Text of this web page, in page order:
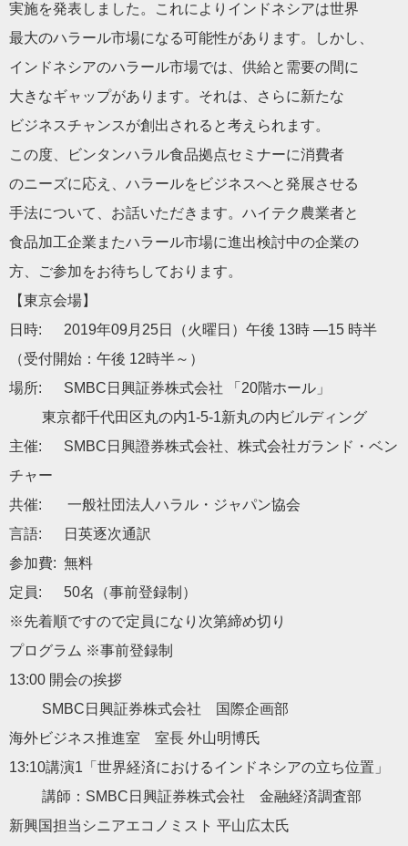
実施を発表しました。これによりインドネシアは世界
最大のハラール市場になる可能性があります。しかし、
インドネシアのハラール市場では、供給と需要の間に
大きなギャップがあります。それは、さらに新たな
ビジネスチャンスが創出されると考えられます。
この度、ビンタンハラル食品拠点セミナーに消費者
のニーズに応え、ハラールをビジネスへと発展させる
手法について、お話いただきます。ハイテク農業者と
食品加工企業またハラール市場に進出検討中の企業の
方、ご参加をお待ちしております。
【東京会場】
日時: 2019年09月25日（火曜日）午後 13時 ―15 時半
（受付開始：午後 12時半～）
場所: SMBC日興証券株式会社 「20階ホール」
東京都千代田区丸の内1-5-1新丸の内ビルディング
主催: SMBC日興證券株式会社、株式会社ガランド・ベン
チャー
共催: 一般社団法人ハラル・ジャパン協会
言語: 日英逐次通訳
参加費: 無料
定員: 50名（事前登録制）
※先着順ですので定員になり次第締め切り
プログラム ※事前登録制
13:00 開会の挨拶
SMBC日興証券株式会社 国際企画部
海外ビジネス推進室 室長 外山明博氏
13:10講演1「世界経済におけるインドネシアの立ち位置」
講師：SMBC日興証券株式会社 金融経済調査部
新興国担当シニアエコノミスト 平山広太氏